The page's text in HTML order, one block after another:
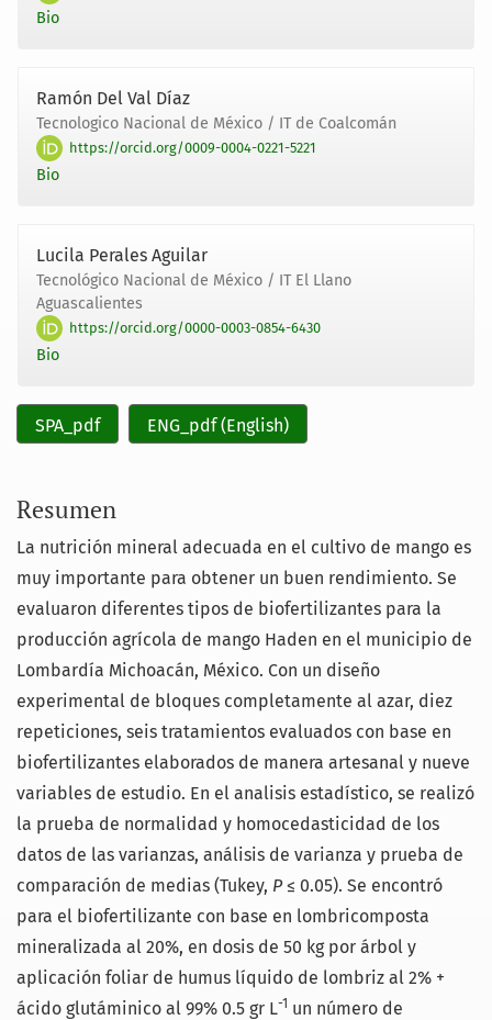
Bio
Ramón Del Val Díaz
Tecnologico Nacional de México / IT de Coalcomán
https://orcid.org/0009-0004-0221-5221
Bio
Lucila Perales Aguilar
Tecnológico Nacional de México / IT El Llano
Aguascalientes
https://orcid.org/0000-0003-0854-6430
Bio
SPA_pdf ENG_pdf (English)
Resumen
La nutrición mineral adecuada en el cultivo de mango es
muy importante para obtener un buen rendimiento. Se
evaluaron diferentes tipos de biofertilizantes para la
producción agrícola de mango Haden en el municipio de
Lombardía Michoacán, México. Con un diseño
experimental de bloques completamente al azar, diez
repeticiones, seis tratamientos evaluados con base en
biofertilizantes elaborados de manera artesanal y nueve
variables de estudio. En el analisis estadístico, se realizó
la prueba de normalidad y homocedasticidad de los
datos de las varianzas, análisis de varianza y prueba de
comparación de medias (Tukey, P≤ 0.05). Se encontró
para el biofertilizante con base en lombricomposta
mineralizada al 20%, en dosis de 50 kg por árbol y
aplicación foliar de humus líquido de lombriz al 2% +
ácido glutáminico al 99% 0.5 gr L-1 un número de